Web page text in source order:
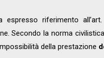
espresso riferimento
Secondo la norma
della prestazione